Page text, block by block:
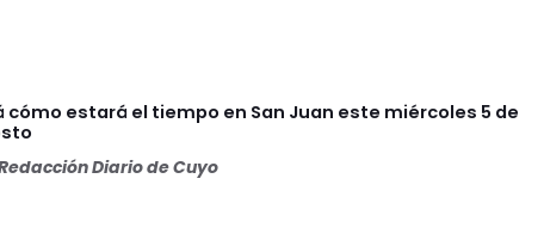
cómo estará el tiempo en San Juan este miércoles 5 de
Diario de Cuyo